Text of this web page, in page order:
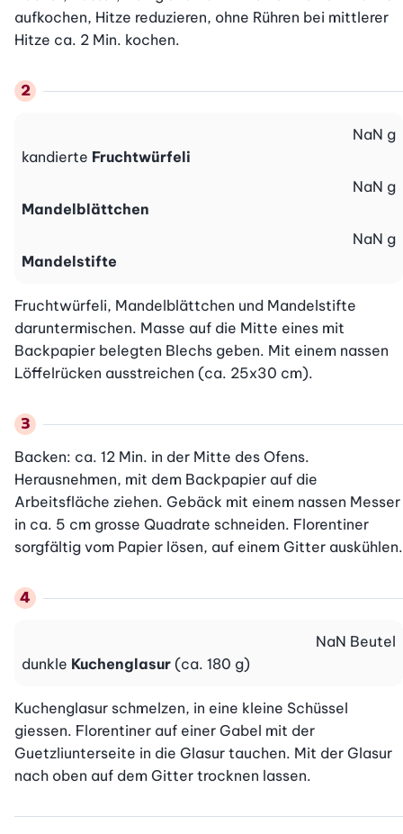
aufkochen, Hitze reduzieren, ohne Rühren bei mittlerer
Hitze ca. 2 Min. kochen.
kandierte Fruchtwürfeli
NaN g
Mandelblättchen
NaN g
Mandelstifte
NaN g
Fruchtwürfeli, Mandelblättchen und Mandelstifte
daruntermischen. Masse auf die Mitte eines mit
Backpapier belegten Blechs geben. Mit einem nassen
Löffelrücken ausstreichen (ca. 25x30 cm).
Backen: ca. 12 Min. in der Mitte des Ofens.
Herausnehmen, mit dem Backpapier auf die
Arbeitsfläche ziehen. Gebäck mit einem nassen Messer
in ca. 5 cm grosse Quadrate schneiden. Florentiner
sorgfältig vom Papier lösen, auf einem Gitter auskühlen.
dunkle Kuchenglasur (ca. 180 g)
NaN Beutel
Kuchenglasur schmelzen, in eine kleine Schüssel
giessen. Florentiner auf einer Gabel mit der
Guetzliunterseite in die Glasur tauchen. Mit der Glasur
nach oben auf dem Gitter trocknen lassen.